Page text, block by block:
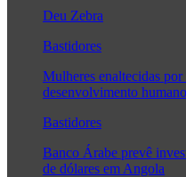
Deu Zebra
Bastidores
Mulheres enaltecidas
desenvolvimento humano
Bastidores
Banco Árabe prevê
de dólares em Angola